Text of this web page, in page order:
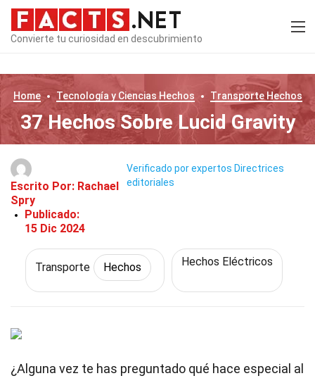
Convierte tu curiosidad en descubrimiento
Home Tecnología y Ciencias Hechos TransporteHechos
37 Hechos Sobre Lucid Gravity
Escrito Por: Rachael
Spry
Publicado:
15 Dic 2024
Verificado por expertos Directrices
editoriales
Transporte Hechos Hechos Eléctricos
¿Alguna vez te has preguntado qué hace especial al